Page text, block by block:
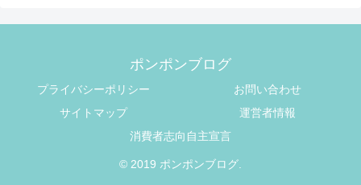
ポンポンブログ
プライバシーポリシー
お問い合わせ
サイトマップ
運営者情報
消費者志向自主宣言
© 2019 ポンポンブログ.